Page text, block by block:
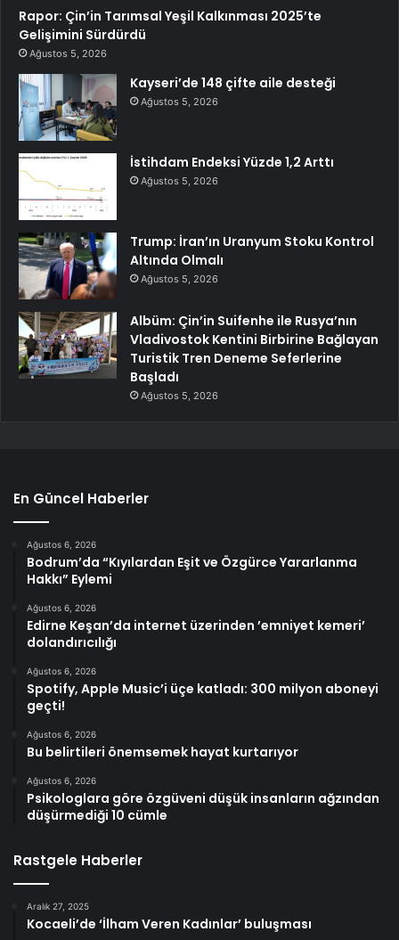
Rapor: Çin’in Tarımsal Yeşil Kalkınması 2025’te
Gelişimini Sürdürdü
Ağustos 5, 2026
Kayseri’de 148 çifte aile desteği
Ağustos 5, 2026
İstihdam Endeksi Yüzde 1,2 Arttı
Ağustos 5, 2026
Trump: İran’ın Uranyum Stoku Kontrol
Altında Olmalı
Ağustos 5, 2026
Albüm: Çin’in Suifenhe ile Rusya’nın
Vladivostok Kentini Birbirine Bağlayan
Turistik Tren Deneme Seferlerine
Başladı
Ağustos 5, 2026
En Güncel Haberler
Ağustos 6, 2026
Bodrum’da “Kıyılardan Eşit ve Özgürce Yararlanma
Hakkı” Eylemi
Ağustos 6, 2026
Edirne Keşan’da internet üzerinden ’emniyet kemeri’
dolandırıcılığı
Ağustos 6, 2026
Spotify, Apple Music’i üçe katladı: 300 milyon aboneyi
geçti!
Ağustos 6, 2026
Bu belirtileri önemsemek hayat kurtarıyor
Ağustos 6, 2026
Psikologlara göre özgüveni düşük insanların ağzından
düşürmediği 10 cümle
Rastgele Haberler
Aralık 27, 2025
Kocaeli’de ‘İlham Veren Kadınlar’ buluşması